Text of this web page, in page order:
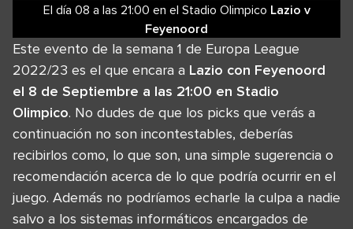
El día 08 a las 21:00 en el Stadio Olimpico Lazio v
Feyenoord
Este evento de la semana 1 de Europa League
2022/23 es el que encara a Lazio con Feyenoord
el 8 de Septiembre a las 21:00 en Stadio
Olimpico. No dudes de que los picks que verás a
continuación no son incontestables, deberías
recibirlos como, lo que son, una simple sugerencia o
recomendación acerca de lo que podría ocurrir en el
juego. Además no podríamos echarle la culpa a nadie
salvo a los sistemas informáticos encargados de